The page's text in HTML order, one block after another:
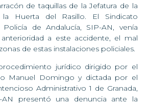
de taquillas de la Jefatura de la
Huerta del Rasillo. El Sindicato
de Andalucía, SIP-AN, venía
a este accidente, el mal
de estas instalaciones policiales.
jurídico dirigido por el
Manuel Domingo y dictada por el
Administrativo 1 de Granada,
AN presentó una denuncia ante la